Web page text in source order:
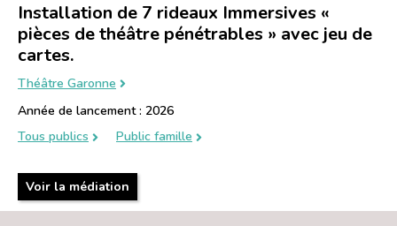
Installation de 7 rideaux Immersives «
pièces de théâtre pénétrables » avec jeu de
cartes.
Théâtre Garonne
Année de lancement : 2026
Tous publics
Public famille
Voir la médiation